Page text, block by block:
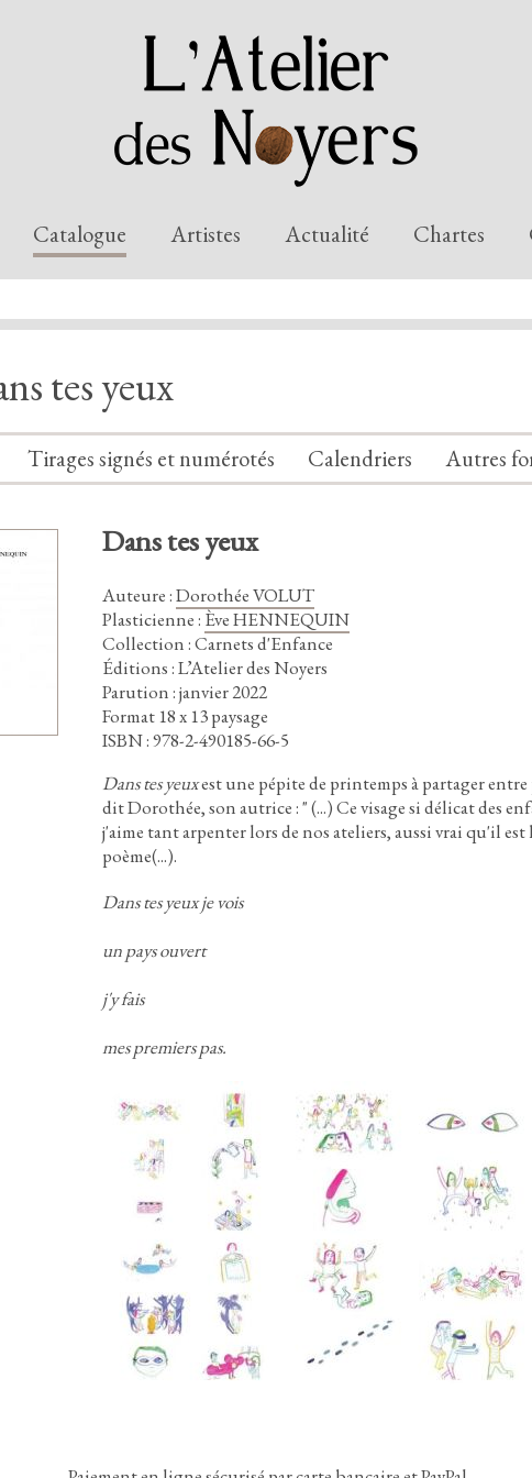
Catalogue Artistes Actualité Chartes
tes yeux
Tirages signés et numérotés Calendriers Autres
Dans tes yeux
Auteure:Dorothée VOLUT
Plasticienne: Ève HENNEQUIN
Collection : Carnets d'Enfance
Éditions : L’Atelier des Noyers
Parution : janvier 2022
Format 18 x 13 paysage
ISBN : 978-2-490185-66-5
Dans tes yeuxest une pépite de printemps à partager
dit Dorothée,son autrice:"(...)Ce visage si délicat des
j'aime tant arpenter lors de nos ateliers,aussi vrai qu'il est
poème(...).
Dans tes yeux je vois
un pays ouvert
j'y fais
mes premiers pas.